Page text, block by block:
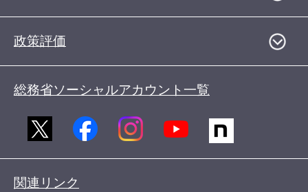
政策評価
総務省ソーシャルアカウント一覧
関連リンク